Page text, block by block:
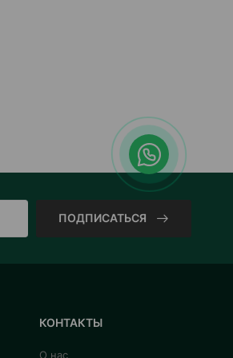
ПОДПИСАТЬСЯ
КОНТАКТЫ
О нас